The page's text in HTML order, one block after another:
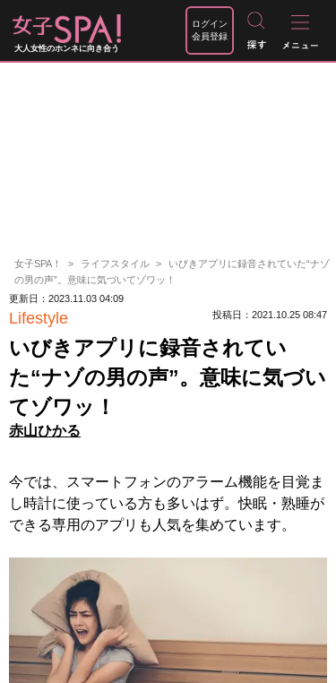
大人女性のホンネに向き合う
ログイン
会員登録
女子SPA！ ライフスタイル
いびきアプリに録音されていた“ナゾ
の男の声”。意味に気づいてゾワッ！
更新日：2023.11.03 04:09
Lifestyle 投稿日：2021.10.25 08:47
いびきアプリに録音されてい
た“ナゾの男の声”。意味に気づい
てゾワッ！
赤山ひかる
今では、スマートフォンのアラーム機能を目覚ま
し時計に使っている方も多いはず。快眠・熟睡が
できる専用のアプリも人気を集めています。